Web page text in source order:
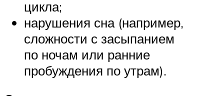
цикла;
нарушения сна (например,
сложности с засыпанием
по ночам или ранние
пробуждения по утрам).